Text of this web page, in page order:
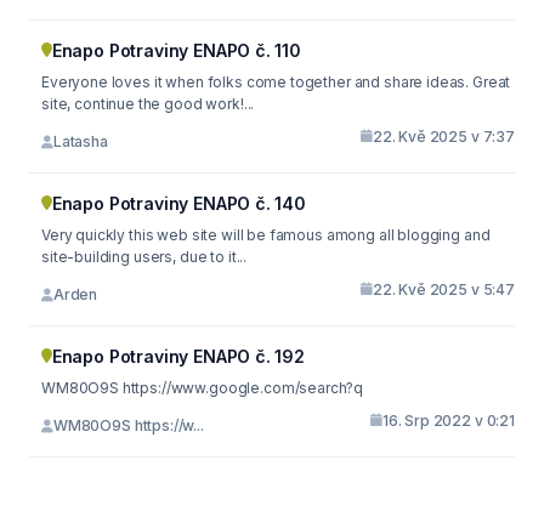
Enapo Potraviny ENAPO č. 110
Everyone loves it when folks come together and share ideas. Great
site, continue the good work!...
Latasha 22. Kvě 2025 v 7:37
Enapo Potraviny ENAPO č. 140
Very quickly this web site will be famous among all blogging and
site-building users, due to it...
Arden 22. Kvě 2025 v 5:47
Enapo Potraviny ENAPO č. 192
WM80O9S https://www.google.com/search?q
WM80O9S https://w... 16. Srp 2022 v 0:21